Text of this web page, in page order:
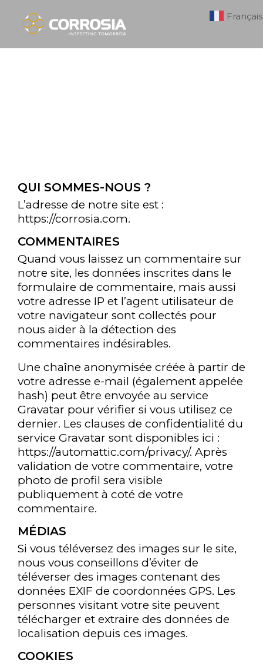
QUI SOMMES-NOUS ?
L’adresse de notre site est :
https://corrosia.com.
COMMENTAIRES
Quand vous laissez un commentaire sur
notre site, les données inscrites dans le
formulaire de commentaire, mais aussi
votre adresse IP et l’agent utilisateur de
votre navigateur sont collectés pour
nous aider à la détection des
commentaires indésirables.
Une chaîne anonymisée créée à partir de
votre adresse e-mail (également appelée
hash) peut être envoyée au service
Gravatar pour vérifier si vous utilisez ce
dernier. Les clauses de confidentialité du
service Gravatar sont disponibles ici :
https://automattic.com/privacy/. Après
validation de votre commentaire, votre
photo de profil sera visible
publiquement à coté de votre
commentaire.
MÉDIAS
Si vous téléversez des images sur le site,
nous vous conseillons d’éviter de
téléverser des images contenant des
données EXIF de coordonnées GPS. Les
personnes visitant votre site peuvent
télécharger et extraire des données de
localisation depuis ces images.
COOKIES
Français